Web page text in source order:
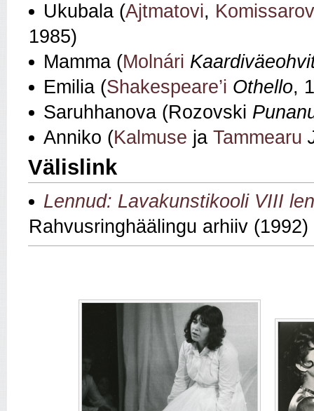
Ukubala (Ajtmatovi,
1985)
Mamma (Molnári
Emilia (Shakespeare’i Othello,
Saruhhanova (Rozovski
Anniko (Kalmuse ja Tammearu
Välislink
Lennud: Lavakunstikooli VIII
Rahvusringhäälingu arhiiv (1992)